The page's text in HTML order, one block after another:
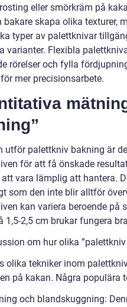
eller smörkräm på
bakare skapa olika texturer,
typer av palettknivar
varianter. Flexibla
rörelser och fylla
mer precisionsarbete.
utför palettkniv bakning är
för att få önskade
vara lämplig att hantera.
som den inte blir alltför
kan variera beroende på
1,5-2,5 cm brukar fungera
om hur olika
olika tekniker inom
på kakan. Några populära
och blandskuggning: